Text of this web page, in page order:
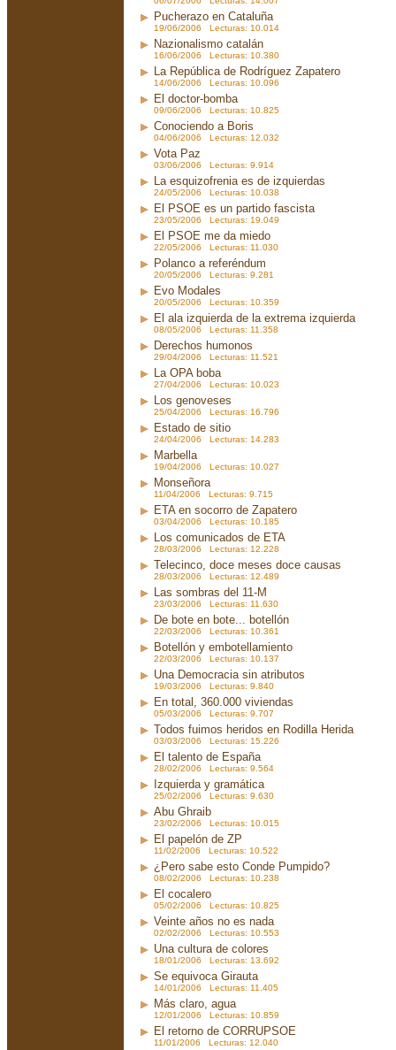
Pucherazo en Cataluña
19/06/2006 Lecturas: 10.014
Nazionalismo catalán
16/06/2006 Lecturas: 10.380
La República de Rodríguez Zapatero
14/06/2006 Lecturas: 10.096
El doctor-bomba
09/06/2006 Lecturas: 10.825
Conociendo a Boris
04/06/2006 Lecturas: 12.032
Vota Paz
03/06/2006 Lecturas: 9.914
La esquizofrenia es de izquierdas
24/05/2006 Lecturas: 10.038
El PSOE es un partido fascista
23/05/2006 Lecturas: 19.049
El PSOE me da miedo
22/05/2006 Lecturas: 11.030
Polanco a referéndum
20/05/2006 Lecturas: 9.281
Evo Modales
20/05/2006 Lecturas: 10.359
El ala izquierda de la extrema izquierda
08/05/2006 Lecturas: 11.358
Derechos humonos
29/04/2006 Lecturas: 11.521
La OPA boba
27/04/2006 Lecturas: 10.023
Los genoveses
25/04/2006 Lecturas: 16.796
Estado de sitio
24/04/2006 Lecturas: 14.283
Marbella
19/04/2006 Lecturas: 10.027
Monseñora
11/04/2006 Lecturas: 9.715
ETA en socorro de Zapatero
03/04/2006 Lecturas: 10.185
Los comunicados de ETA
28/03/2006 Lecturas: 12.228
Telecinco, doce meses doce causas
28/03/2006 Lecturas: 12.489
Las sombras del 11-M
23/03/2006 Lecturas: 11.630
De bote en bote... botellón
22/03/2006 Lecturas: 10.361
Botellón y embotellamiento
22/03/2006 Lecturas: 10.137
Una Democracia sin atributos
19/03/2006 Lecturas: 9.840
En total, 360.000 viviendas
05/03/2006 Lecturas: 9.707
Todos fuimos heridos en Rodilla Herida
03/03/2006 Lecturas: 15.226
El talento de España
28/02/2006 Lecturas: 9.564
Izquierda y gramática
25/02/2006 Lecturas: 9.630
Abu Ghraib
23/02/2006 Lecturas: 10.015
El papelón de ZP
11/02/2006 Lecturas: 10.522
¿Pero sabe esto Conde Pumpido?
08/02/2006 Lecturas: 10.238
El cocalero
05/02/2006 Lecturas: 10.825
Veinte años no es nada
02/02/2006 Lecturas: 10.553
Una cultura de colores
18/01/2006 Lecturas: 13.692
Se equivoca Girauta
14/01/2006 Lecturas: 11.405
Más claro, agua
12/01/2006 Lecturas: 10.859
El retorno de CORRUPSOE
11/01/2006 Lecturas: 12.040